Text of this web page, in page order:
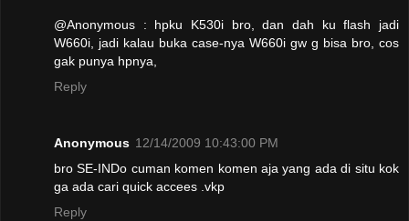
@Anonymous : hpku K530i bro, dan dah ku flash jadi
W660i, jadi kalau buka case-nya W660i gw g bisa bro, cos
gak punya hpnya,
Reply
Anonymous 12/14/2009 10:43:00 PM
bro SE-INDo cuman komen komen aja yang ada di situ kok
ga ada cari quick accees .vkp
Reply